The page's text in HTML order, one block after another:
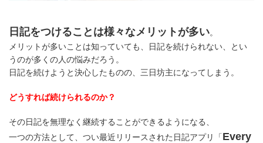
日記をつけることは様々なメリットが多い。
メリットが多いことは知っていても、日記を続けられない、とい
うのが多くの人の悩みだろう。
日記を続けようと決心したものの、三日坊主になってしまう。
どうすれば続けられるのか？
その日記を無理なく継続することができるようになる、
一つの方法として、つい最近リリースされた日記アプリ「Every